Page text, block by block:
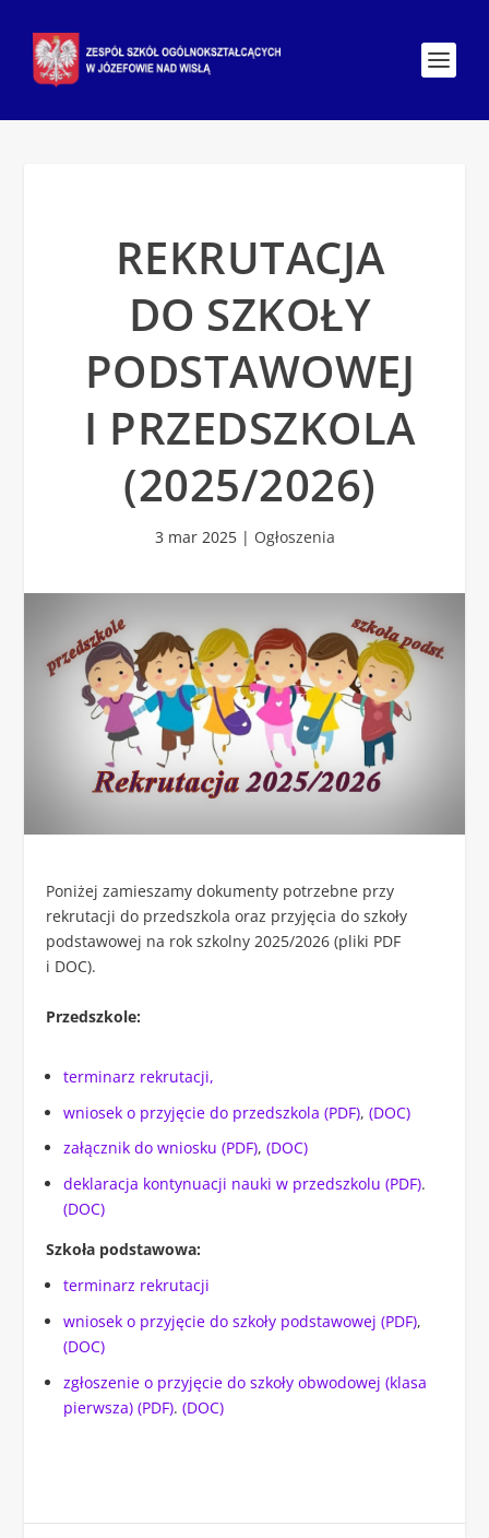
REKRUTACJA
DO SZKOŁY
PODSTAWOWEJ
I PRZEDSZKOLA
(2025/2026)
3 mar 2025| Ogłoszenia
Poniżej zamieszamy dokumenty potrzebne przy
rekrutacji do przedszkola oraz przyjęcia do szkoły
podstawowej na rok szkolny 2025/2026 (pliki PDF
i DOC).
Przedszkole:
terminarz rekrutacji,
wniosek o przyjęcie do przedszkola (PDF),(DOC)
załącznik do wniosku (PDF),(DOC)
deklaracja kontynuacji nauki w przedszkolu (PDF).
(DOC)
Szkoła podstawowa:
terminarz rekrutacji
wniosek o przyjęcie do szkoły podstawowej (PDF),
(DOC)
zgłoszenie o przyjęcie do szkoły obwodowej (klasa
pierwsza) (PDF).(DOC)